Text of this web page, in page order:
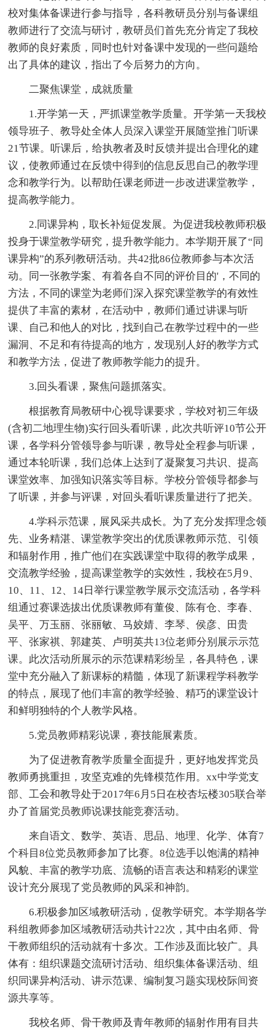
校对集体备课进行参与指导，各科教研员分别与备课组
教师进行了交流与研讨，教研员们首先充分肯定了我校
教师的良好素质，同时也针对备课中发现的一些问题给
出了具体的建议，指出了今后努力的方向。
二聚焦课堂，成就质量
1.开学第一天，严抓课堂教学质量。开学第一天我校
领导班子、教导处全体人员深入课堂开展随堂推门听课
21节课。听课后，给执教者及时反馈并提出合理化的建
议，使教师通过在反馈中得到的信息反思自己的教学理
念和教学行为。以帮助任课老师进一步改进课堂教学，
提高教学能力。
2.同课异构，取长补短促发展。为促进我校教师积极
投身于课堂教学研究，提升教学能力。本学期开展了“同
课异构”的系列教研活动。共42批86位教师参与本次活
动。同一张教学案、有着各自不同的评价目的'，不同的
方法，不同的课堂为老师们深入探究课堂教学的有效性
提供了丰富的素材，在活动中，教师们通过讲课与听
课、自己和他人的对比，找到自己在教学过程中的一些
漏洞、不足和有待提高的地方，发现别人好的教学方式
和教学方法，促进了教师教学能力的提升。
3.回头看课，聚焦问题抓落实。
根据教育局教研中心视导课要求，学校对初三年级
(含初二地理生物)实行回头看听课，此次共听评10节公开
课，各学科分管领导参与听课，教导处全程参与听课，
通过本轮听课，我们总体上达到了凝聚复习共识、提高
课堂效率、加强知识落实等目标。学校分管领导都参与
了听课，并参与评课，对回头看听课质量进行了把关。
4.学科示范课，展风采共成长。为了充分发挥理念领
先、业务精湛、课堂教学突出的优质课教师示范、引领
和辐射作用，推广他们在实践课堂中取得的教学成果，
交流教学经验，提高课堂教学的实效性，我校在5月9、
10、11、12、14日举行课堂教学展示交流活动，各学科
组通过赛课选拔出优质课教师有董俊、陈有仓、李春、
吴平、万玉丽、张丽敏、马姣婧、李琴、侯彦、田贵
平、张家祺、郭建英、卢明英共13位老师分别展示示范
课。此次活动所展示的示范课精彩纷呈，各具特色，课
堂中充分融入了新课标的精髓，体现了新课程学科教学
的特点，展现了他们丰富的教学经验、精巧的课堂设计
和鲜明独特的个人教学风格。
5.党员教师精彩说课，赛技能展素质。
为了促进教育教学质量全面提升，更好地发挥党员
教师勇挑重担，攻坚克难的先锋模范作用。xx中学党支
部、工会和教导处于2017年6月5日在校杏坛楼305联合举
办了首届党员教师说课技能竞赛活动。
来自语文、数学、英语、思品、地理、化学、体育7
个科目8位党员教师参加了比赛。8位选手以饱满的精神
风貌、丰富的教学功底、流畅的语言表达和精彩的课堂
设计充分展现了党员教师的风采和神韵。
6.积极参加区域教研活动，促教学研究。本学期各学
科组教师参加区域教研活动共计22次，其中由名师、骨
干教师组织的活动就有十多次。工作涉及面比较广。具
体有：组织课题交流研讨活动、组织集体备课活动、组
织同课异构活动、讲示范课、编制复习题实现校际间资
源共享等。
我校名师、骨干教师及青年教师的辐射作用有目共